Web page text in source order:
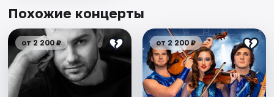
Похожие концерты
от 2 200 ₽ от 2 200 ₽